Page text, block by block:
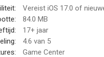
vertraging
evenementen
talen
Vereist iOS 17.0 of
84.0 MB
17+ jaar
4.6 van 5
Game Center